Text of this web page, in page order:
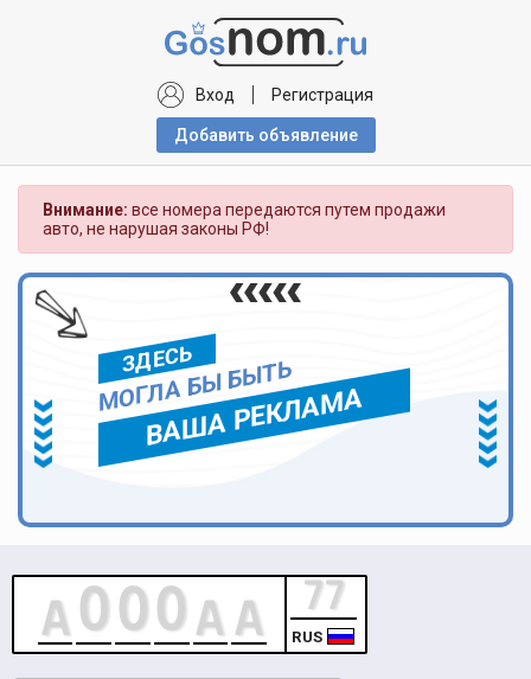
Вход Регистрация
Добавить объявлениe
Внимание: все номера передаются путем продажи
авто, не нарушая законы РФ!
ЗДЕСЬ
МОГЛА БЫ БЫТЬ
ВАША РЕКЛАМА
RUS